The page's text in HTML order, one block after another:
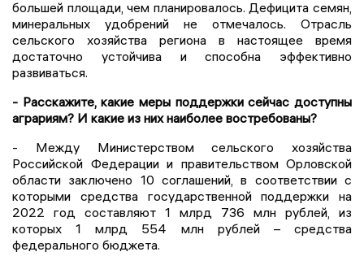
большей площади, чем планировалось. Дефицита семян,
минеральных удобрений не отмечалось. Отрасль
сельского хозяйства региона в настоящее время
достаточно устойчива и способна эффективно
развиваться.
- Расскажите, какие меры поддержки сейчас доступны
аграриям? И какие из них наиболее востребованы?
- Между Министерством сельского хозяйства
Российской Федерации и правительством Орловской
области заключено 10 соглашений, в соответствии с
которыми средства государственной поддержки на
2022 год составляют 1 млрд 736 млн рублей, из
которых 1 млрд 554 млн рублей – средства
федерального бюджета.